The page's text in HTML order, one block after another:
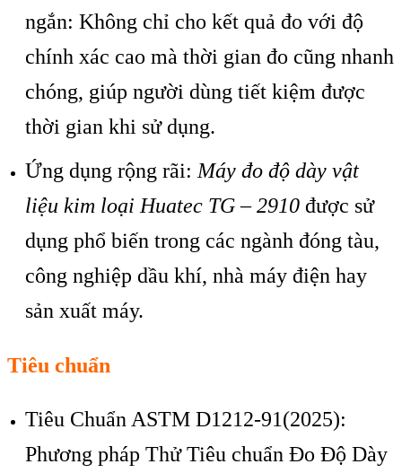
ngắn: Không chỉ cho kết quả đo với độ
chính xác cao mà thời gian đo cũng nhanh
chóng, giúp người dùng tiết kiệm được
thời gian khi sử dụng.
Ứng dụng rộng rãi: Máy đo độ dày vật
liệu kim loại Huatec TG – 2910 được sử
dụng phổ biến trong các ngành đóng tàu,
công nghiệp dầu khí, nhà máy điện hay
sản xuất máy.
Tiêu chuẩn
Tiêu Chuẩn ASTM D1212-91(2025):
Phương pháp Thử Tiêu chuẩn Đo Độ Dày